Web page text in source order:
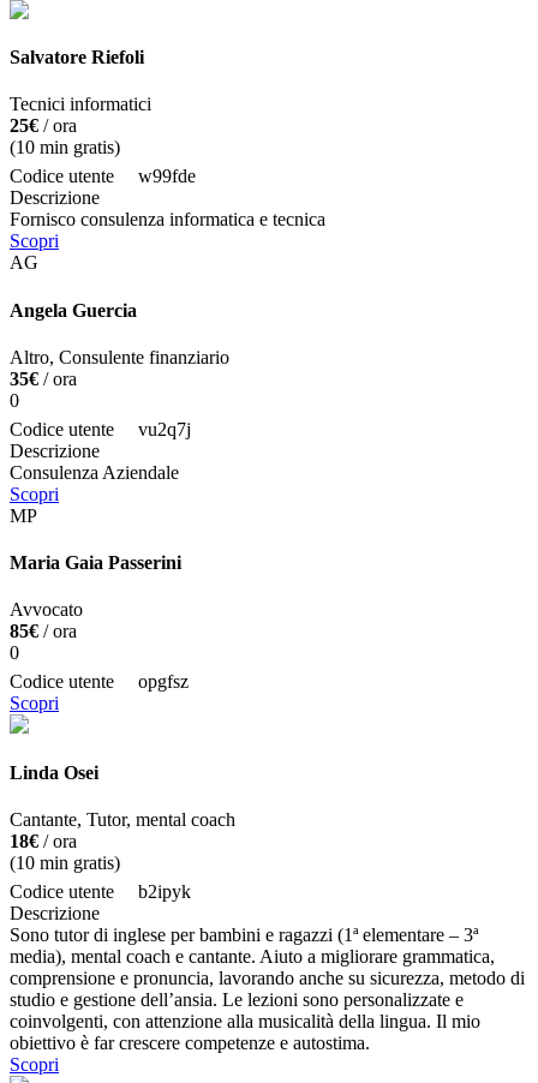
Salvatore Riefoli
Tecnici informatici
25€ / ora
(10 min gratis)
Codice utente
w99fde
Descrizione
Fornisco consulenza informatica e tecnica
Scopri
AG
Angela Guercia
Altro, Consulente finanziario
35€ / ora
0
Codice utente
vu2q7j
Descrizione
Consulenza Aziendale
Scopri
MP
Maria Gaia Passerini
Avvocato
85€ / ora
0
Codice utente
opgfsz
Scopri
Linda Osei
Cantante, Tutor, mental coach
18€ / ora
(10 min gratis)
Codice utente
b2ipyk
Descrizione
Sono tutor di inglese per bambini e ragazzi (1ª elementare – 3ª
media), mental coach e cantante. Aiuto a migliorare grammatica,
comprensione e pronuncia, lavorando anche su sicurezza, metodo di
studio e gestione dell’ansia. Le lezioni sono personalizzate e
coinvolgenti, con attenzione alla musicalità della lingua. Il mio
obiettivo è far crescere competenze e autostima.
Scopri